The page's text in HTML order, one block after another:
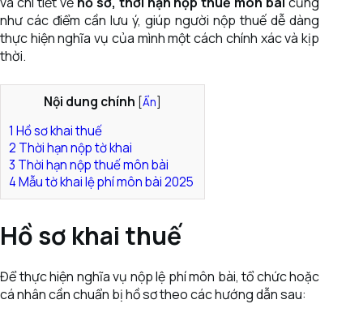
như các điểm cần lưu ý, giúp người nộp thuế dễ dàng
thực hiện nghĩa vụ của mình một cách chính xác và kịp
thời.
Nội dung chính [Ẩn]
1 Hồ sơ khai thuế
2 Thời hạn nộp tờ khai
3 Thời hạn nộp thuế môn bài
4Mẫu tờ khai lệ phí môn bài 2025
Hồ sơ khai thuế
Để thực hiện nghĩa vụ nộp lệ phí môn bài, tổ chức hoặc
cá nhân cần chuẩn bị hồ sơ theo các hướng dẫn sau: